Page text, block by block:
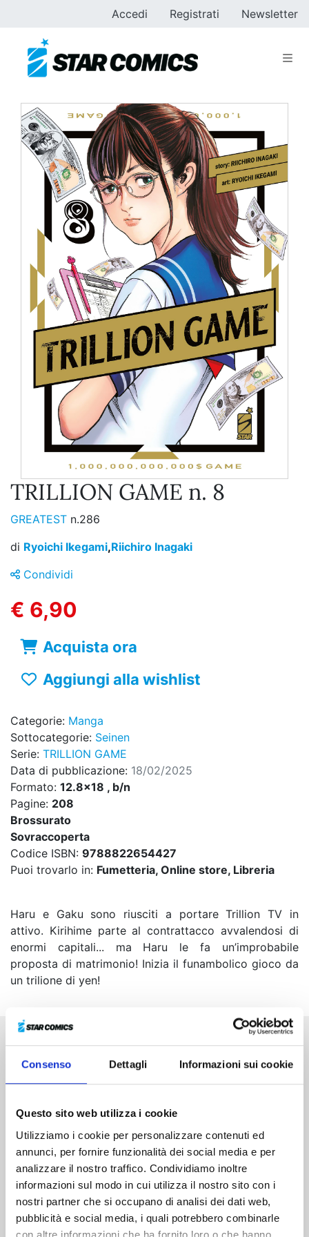
Consenso Dettagli Informazioni sui cookie
Questo sito web utilizza i cookie
Utilizziamo i cookie per personalizzare contenuti ed
annunci, per fornire funzionalità dei social media e per
analizzare il nostro traffico. Condividiamo inoltre
informazioni sul modo in cui utilizza il nostro sito con i
nostri partner che si occupano di analisi dei dati web,
pubblicità e social media, i quali potrebbero combinarle
con altre informazioni che ha fornito loro o che hanno
Accedi Registrati Newsletter
TRILLION GAME n. 8
GREATEST n.286
di Ryoichi Ikegami,Riichiro Inagaki
Condividi
€ 6,90
Acquista ora
Aggiungi alla wishlist
Categorie: Manga
Sottocategorie: Seinen
Serie: TRILLION GAME
Data di pubblicazione: 18/02/2025
Formato: 12.8x18 , b/n
Pagine: 208
Brossurato
Sovraccoperta
Codice ISBN: 9788822654427
Puoi trovarlo in: Fumetteria, Online store, Libreria
Haru e Gaku sono riusciti a portare Trillion TV in
attivo. Kirihime parte al contrattacco avvalendosi di
enormi capitali... ma Haru le fa un’improbabile
proposta di matrimonio! Inizia il funambolico gioco da
un trilione di yen!
Altri volumi della serie